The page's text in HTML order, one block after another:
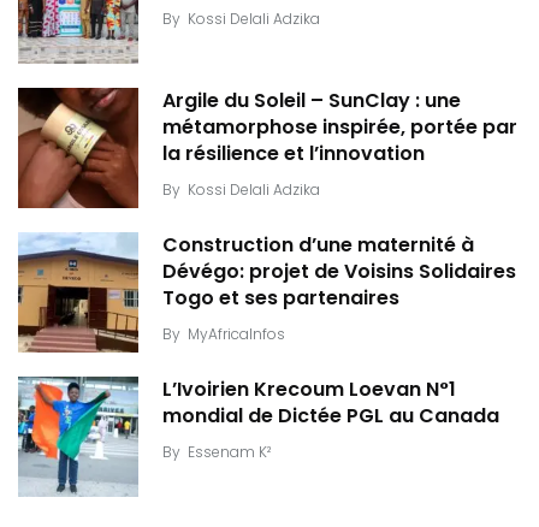
By Kossi Delali Adzika
Argile du Soleil – SunClay : une
métamorphose inspirée, portée par
la résilience et l’innovation
By Kossi Delali Adzika
Construction d’une maternité à
Dévégo: projet de Voisins Solidaires
Togo et ses partenaires
By MyAfricaInfos
L’Ivoirien Krecoum Loevan N°1
mondial de Dictée PGL au Canada
By Essenam K²